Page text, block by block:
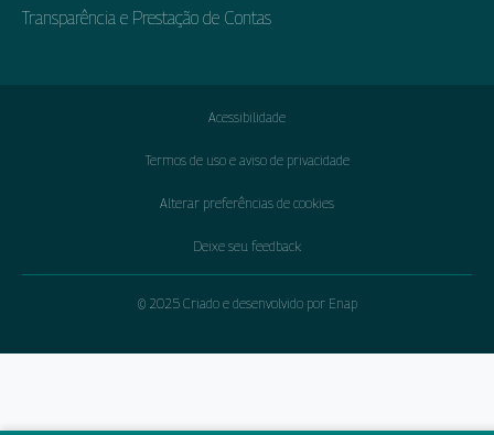
Transparência e Prestação de Contas
Acessibilidade
Termos de uso e aviso de privacidade
Alterar preferências de cookies
Deixe seu feedback
© 2025 Criado e desenvolvido por Enap